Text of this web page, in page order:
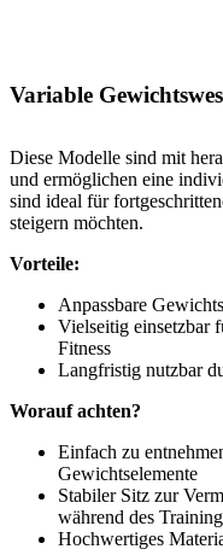
Variable
Diese Modelle sind mit
und ermöglichen eine
sind ideal für
steigern möchten.
Vorteile:
Anpassbare
Vielseitig einsetzbar
Fitness
Langfristig nutzbar
Worauf achten?
Einfach zu
Gewichtselemente
Stabiler Sitz zur
während des
Hochwertiges